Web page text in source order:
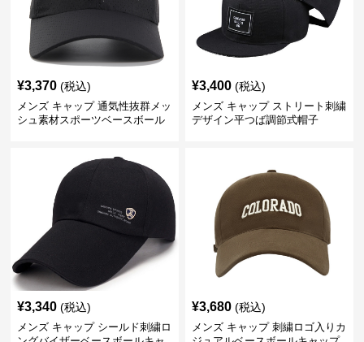
¥3,370 (税込)
メンズ キャップ 通気性抜群メッ
シュ素材スポーツベースボール
¥3,400 (税込)
メンズ キャップ ストリート刺繍
デザイン平つば調節式帽子
¥3,340 (税込)
メンズ キャップ シールド刺繍ロ
¥3,680 (税込)
メンズ キャップ 刺繍ロゴ入りカ